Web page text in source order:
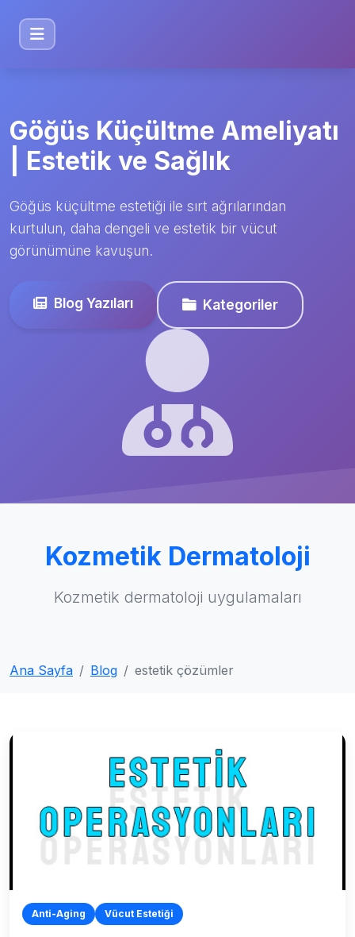
Göğüs Küçültme Ameliyatı
| Estetik ve Sağlık
Göğüs küçültme estetiği ile sırt ağrılarından
kurtulun, daha dengeli ve estetik bir vücut
görünümüne kavuşun.
Blog Yazıları Kategoriler
Kozmetik Dermatoloji
Kozmetik dermatoloji uygulamaları
Ana Sayfa Blog estetik çözümler
Anti-Aging Vücut Estetiği